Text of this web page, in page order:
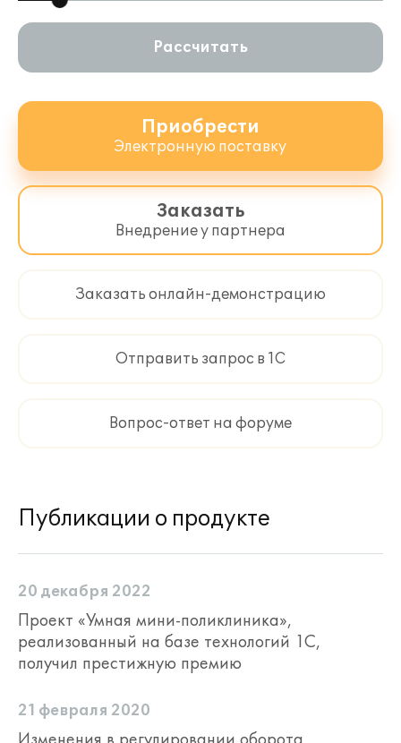
Рассчитать
Приобрести
Электронную поставку
Заказать
Внедрение у партнера
Заказать онлайн-демонстрацию
Отправить запрос в 1С
Вопрос-ответ на форуме
Публикации о продукте
20 декабря 2022
Проект «Умная мини-поликлиника»,
реализованный на базе технологий 1С,
получил престижную премию
21 февраля 2020